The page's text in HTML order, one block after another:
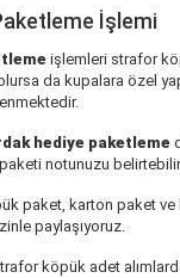
İşlemi
işlemleri strafor
da kupalara özel
hediye paketleme
notunuzu
paket, karton paket
paylaşıyoruz.
köpük adet